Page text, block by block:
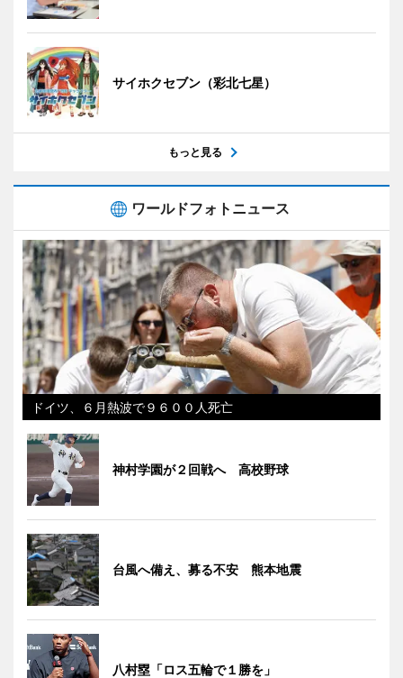
サイホクセブン（彩北七星）
もっと見る
ワールドフォトニュース
ドイツ、６月熱波で９６００人死亡
神村学園が２回戦へ 高校野球
台風へ備え、募る不安 熊本地震
八村塁「ロス五輪で１勝を」